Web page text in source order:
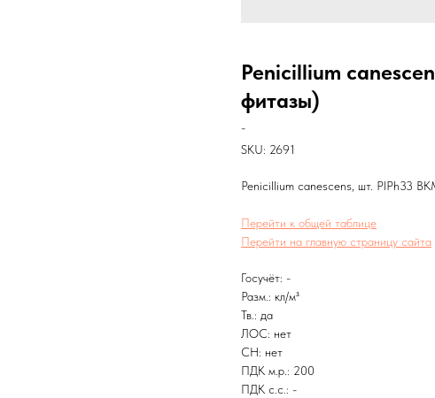
Penicillium
фитазы)
-
SKU: 2691
Penicillium canescens, шт. PlPh33
Перейти к общей таблице
Перейти на главную страницу сайта
Госучёт: -
Разм.: кл/м³
Тв.: да
ЛОС: нет
CH: нет
ПДК м.р.: 200
ПДК с.с.: -